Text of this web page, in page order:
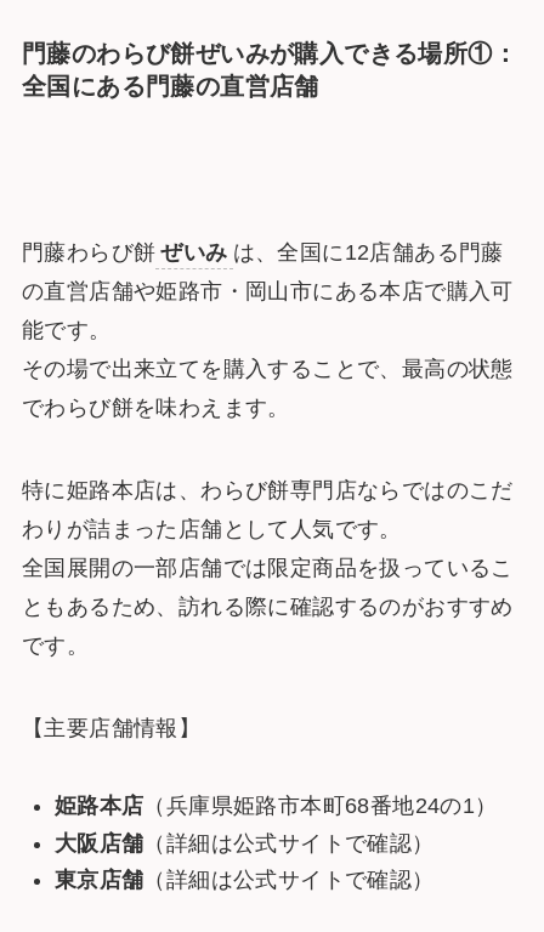
門藤のわらび餅ぜいみが購入できる場所①：
全国にある門藤の直営店舗
門藤わらび餅 ぜいみ は、全国に12店舗ある門藤
の直営店舗や姫路市・岡山市にある本店で購入可
能です。
その場で出来立てを購入することで、最高の状態
でわらび餅を味わえます。
特に姫路本店は、わらび餅専門店ならではのこだ
わりが詰まった店舗として人気です。
全国展開の一部店舗では限定商品を扱っているこ
ともあるため、訪れる際に確認するのがおすすめ
です。
【主要店舗情報】
姫路本店 （兵庫県姫路市本町68番地24の1）
大阪店舗 （詳細は公式サイトで確認）
東京店舗 （詳細は公式サイトで確認）